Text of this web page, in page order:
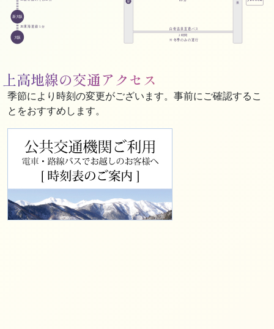
上高地線の交通アクセス
季節により時刻の変更がございます。事前にご確認するこ
とをおすすめします。